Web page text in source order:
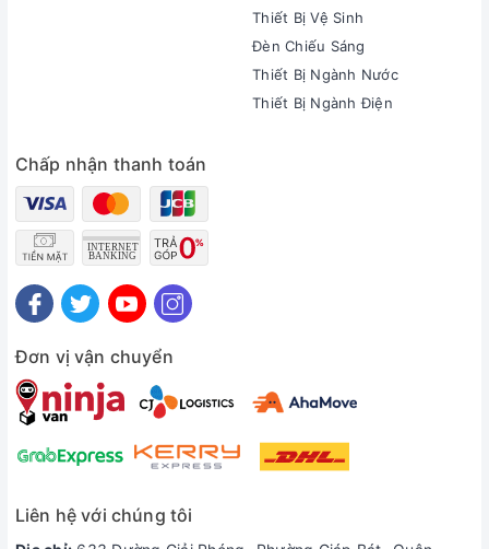
Thiết Bị Vệ Sinh
Đèn Chiếu Sáng
Thiết Bị Ngành Nước
Thiết Bị Ngành Điện
Chấp nhận thanh toán
Đơn vị vận chuyển
Liên hệ với chúng tôi